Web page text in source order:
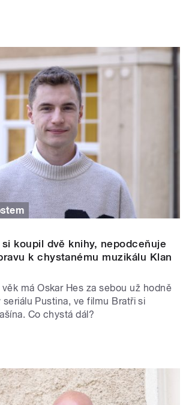
koupil dvě knihy, nepodceňuje
k chystanému muzikálu Klan
má Oskar Hes za sebou už hodně
seriálu Pustina, ve filmu Bratři si
Co chystá dál?